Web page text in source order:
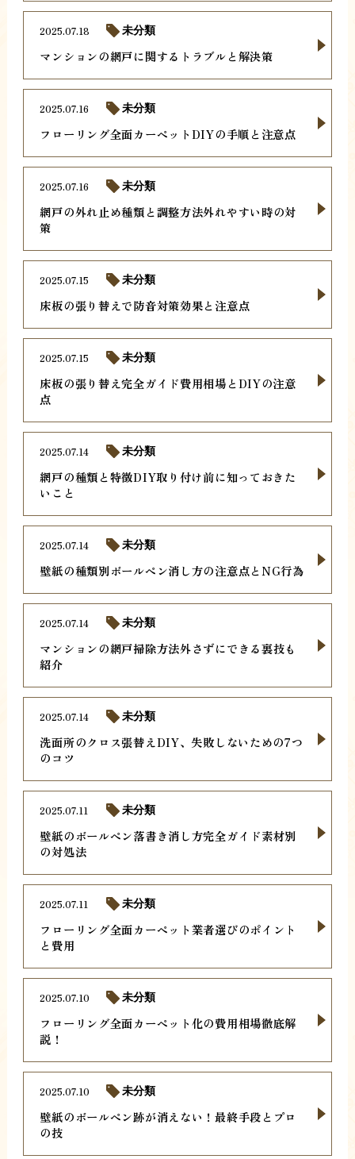
マンションの網戸に関するトラブルと解決策
2025.07.18 未分類
フローリング全面カーペットDIYの手順と注意点
2025.07.16 未分類
網戸の外れ止め種類と調整方法外れやすい時の対
策
2025.07.16 未分類
床板の張り替えで防音対策効果と注意点
2025.07.15 未分類
床板の張り替え完全ガイド費用相場とDIYの注意
点
2025.07.15 未分類
網戸の種類と特徴DIY取り付け前に知っておきた
いこと
2025.07.14 未分類
壁紙の種類別ボールペン消し方の注意点とNG行為
2025.07.14 未分類
マンションの網戸掃除方法外さずにできる裏技も
紹介
2025.07.14 未分類
洗面所のクロス張替えDIY、失敗しないための7つ
のコツ
2025.07.14 未分類
壁紙のボールペン落書き消し方完全ガイド素材別
の対処法
2025.07.11 未分類
フローリング全面カーペット業者選びのポイント
と費用
2025.07.11 未分類
フローリング全面カーペット化の費用相場徹底解
説！
2025.07.10 未分類
壁紙のボールペン跡が消えない！最終手段とプロ
の技
2025.07.10 未分類